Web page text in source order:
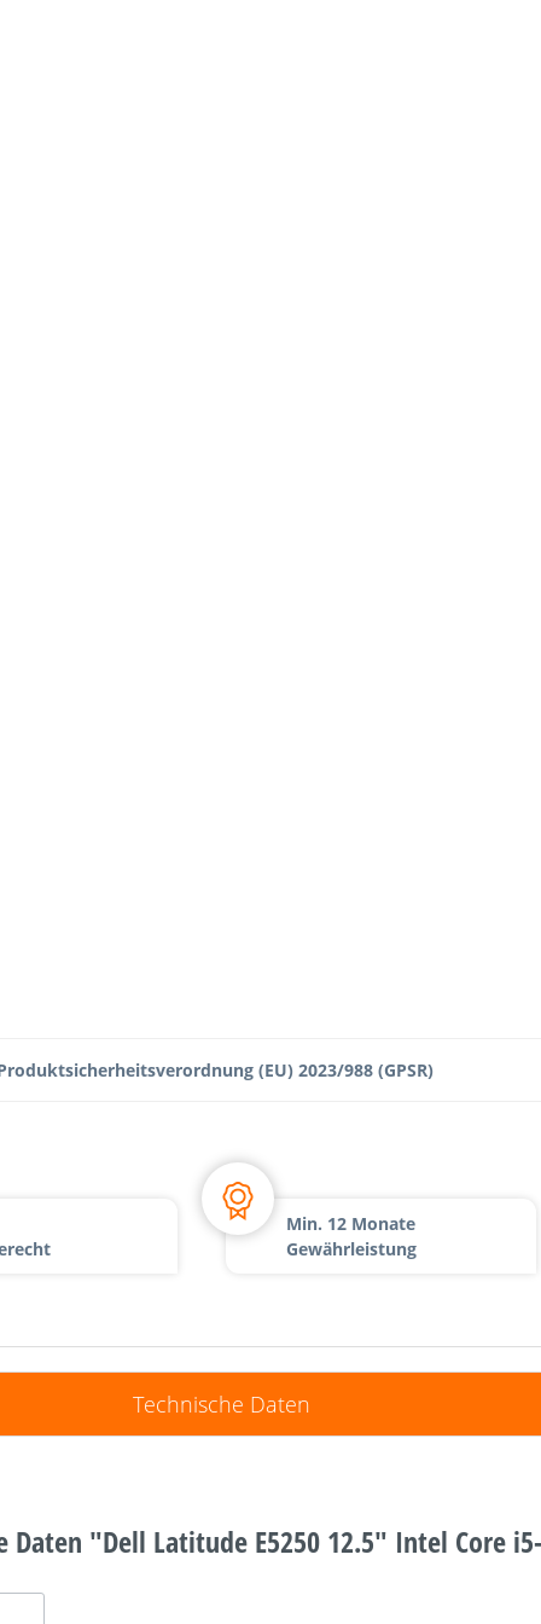
(EU) 2023/988 (GPSR)
Min. 12 Monate
Gewährleistung
Technische Daten
Daten "Dell Latitude E5250 12.5" Intel Core